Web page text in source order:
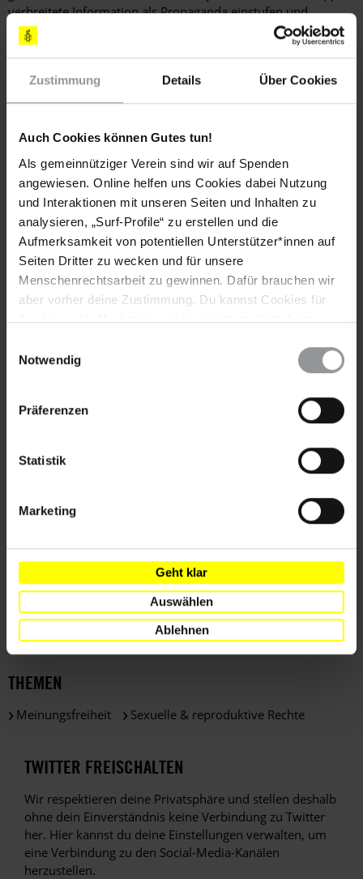
Zustimmung Details Über Cookies
Auch Cookies können Gutes tun!
Als gemeinnütziger Verein sind wir auf Spenden
angewiesen. Online helfen uns Cookies dabei Nutzung
und Interaktionen mit unseren Seiten und Inhalten zu
analysieren, „Surf-Profile“ zu erstellen und die
Aufmerksamkeit von potentiellen Unterstützer*innen auf
Seiten Dritter zu wecken und für unsere
Menschenrechtsarbeit zu gewinnen. Dafür brauchen wir
aber vorher deine Zustimmung. Du kannst Cookies für
Analysen, für Marketing und eingebettete Drittinhalte
wieder ändern. Diesen Banner kannst Du über den Link
Notwendig
Präferenzen
Statistik
Marketing
Geht klar
Auswählen
Ablehnen
verbreitete Information als Propaganda einstufen und
entsprechend ­bestrafen.
Tigran Petrosyanist freier Journalist. Namentlich
gekennzeichnete Beiträge geben nicht unbedingt die
#Menschenrechtsjournalismus – analog und digital
Du möchtest das Amnesty Journal regelmäßig erhalten? Dann
klicke hier.
Schlagworte
Meinungsfreiheit
Sexuelle & Reproduktive Rechte
LGBTQ
LÄNDER
THEMEN
Meinungsfreiheit Sexuelle & reproduktive Rechte
TWITTER FREISCHALTEN
Wir respektieren deine Privatsphäre und stellen deshalb
ohne dein Einverständnis keine Verbindung zu Twitter
her. Hier kannst du deine Einstellungen verwalten, um
eine Verbindung zu den Social-Media-Kanälen
herzustellen.